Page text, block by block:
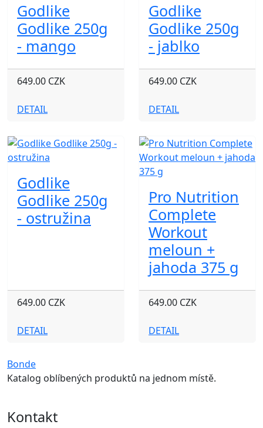
Godlike
Godlike 250g
- mango
649.00 CZK
DETAIL
Godlike
Godlike 250g
- jablko
649.00 CZK
DETAIL
Godlike
Godlike 250g
- ostružina
649.00 CZK
DETAIL
Pro Nutrition
Complete
Workout
meloun +
jahoda 375 g
649.00 CZK
DETAIL
Bonde
Katalog oblíbených produktů na jednom místě.
Kontakt